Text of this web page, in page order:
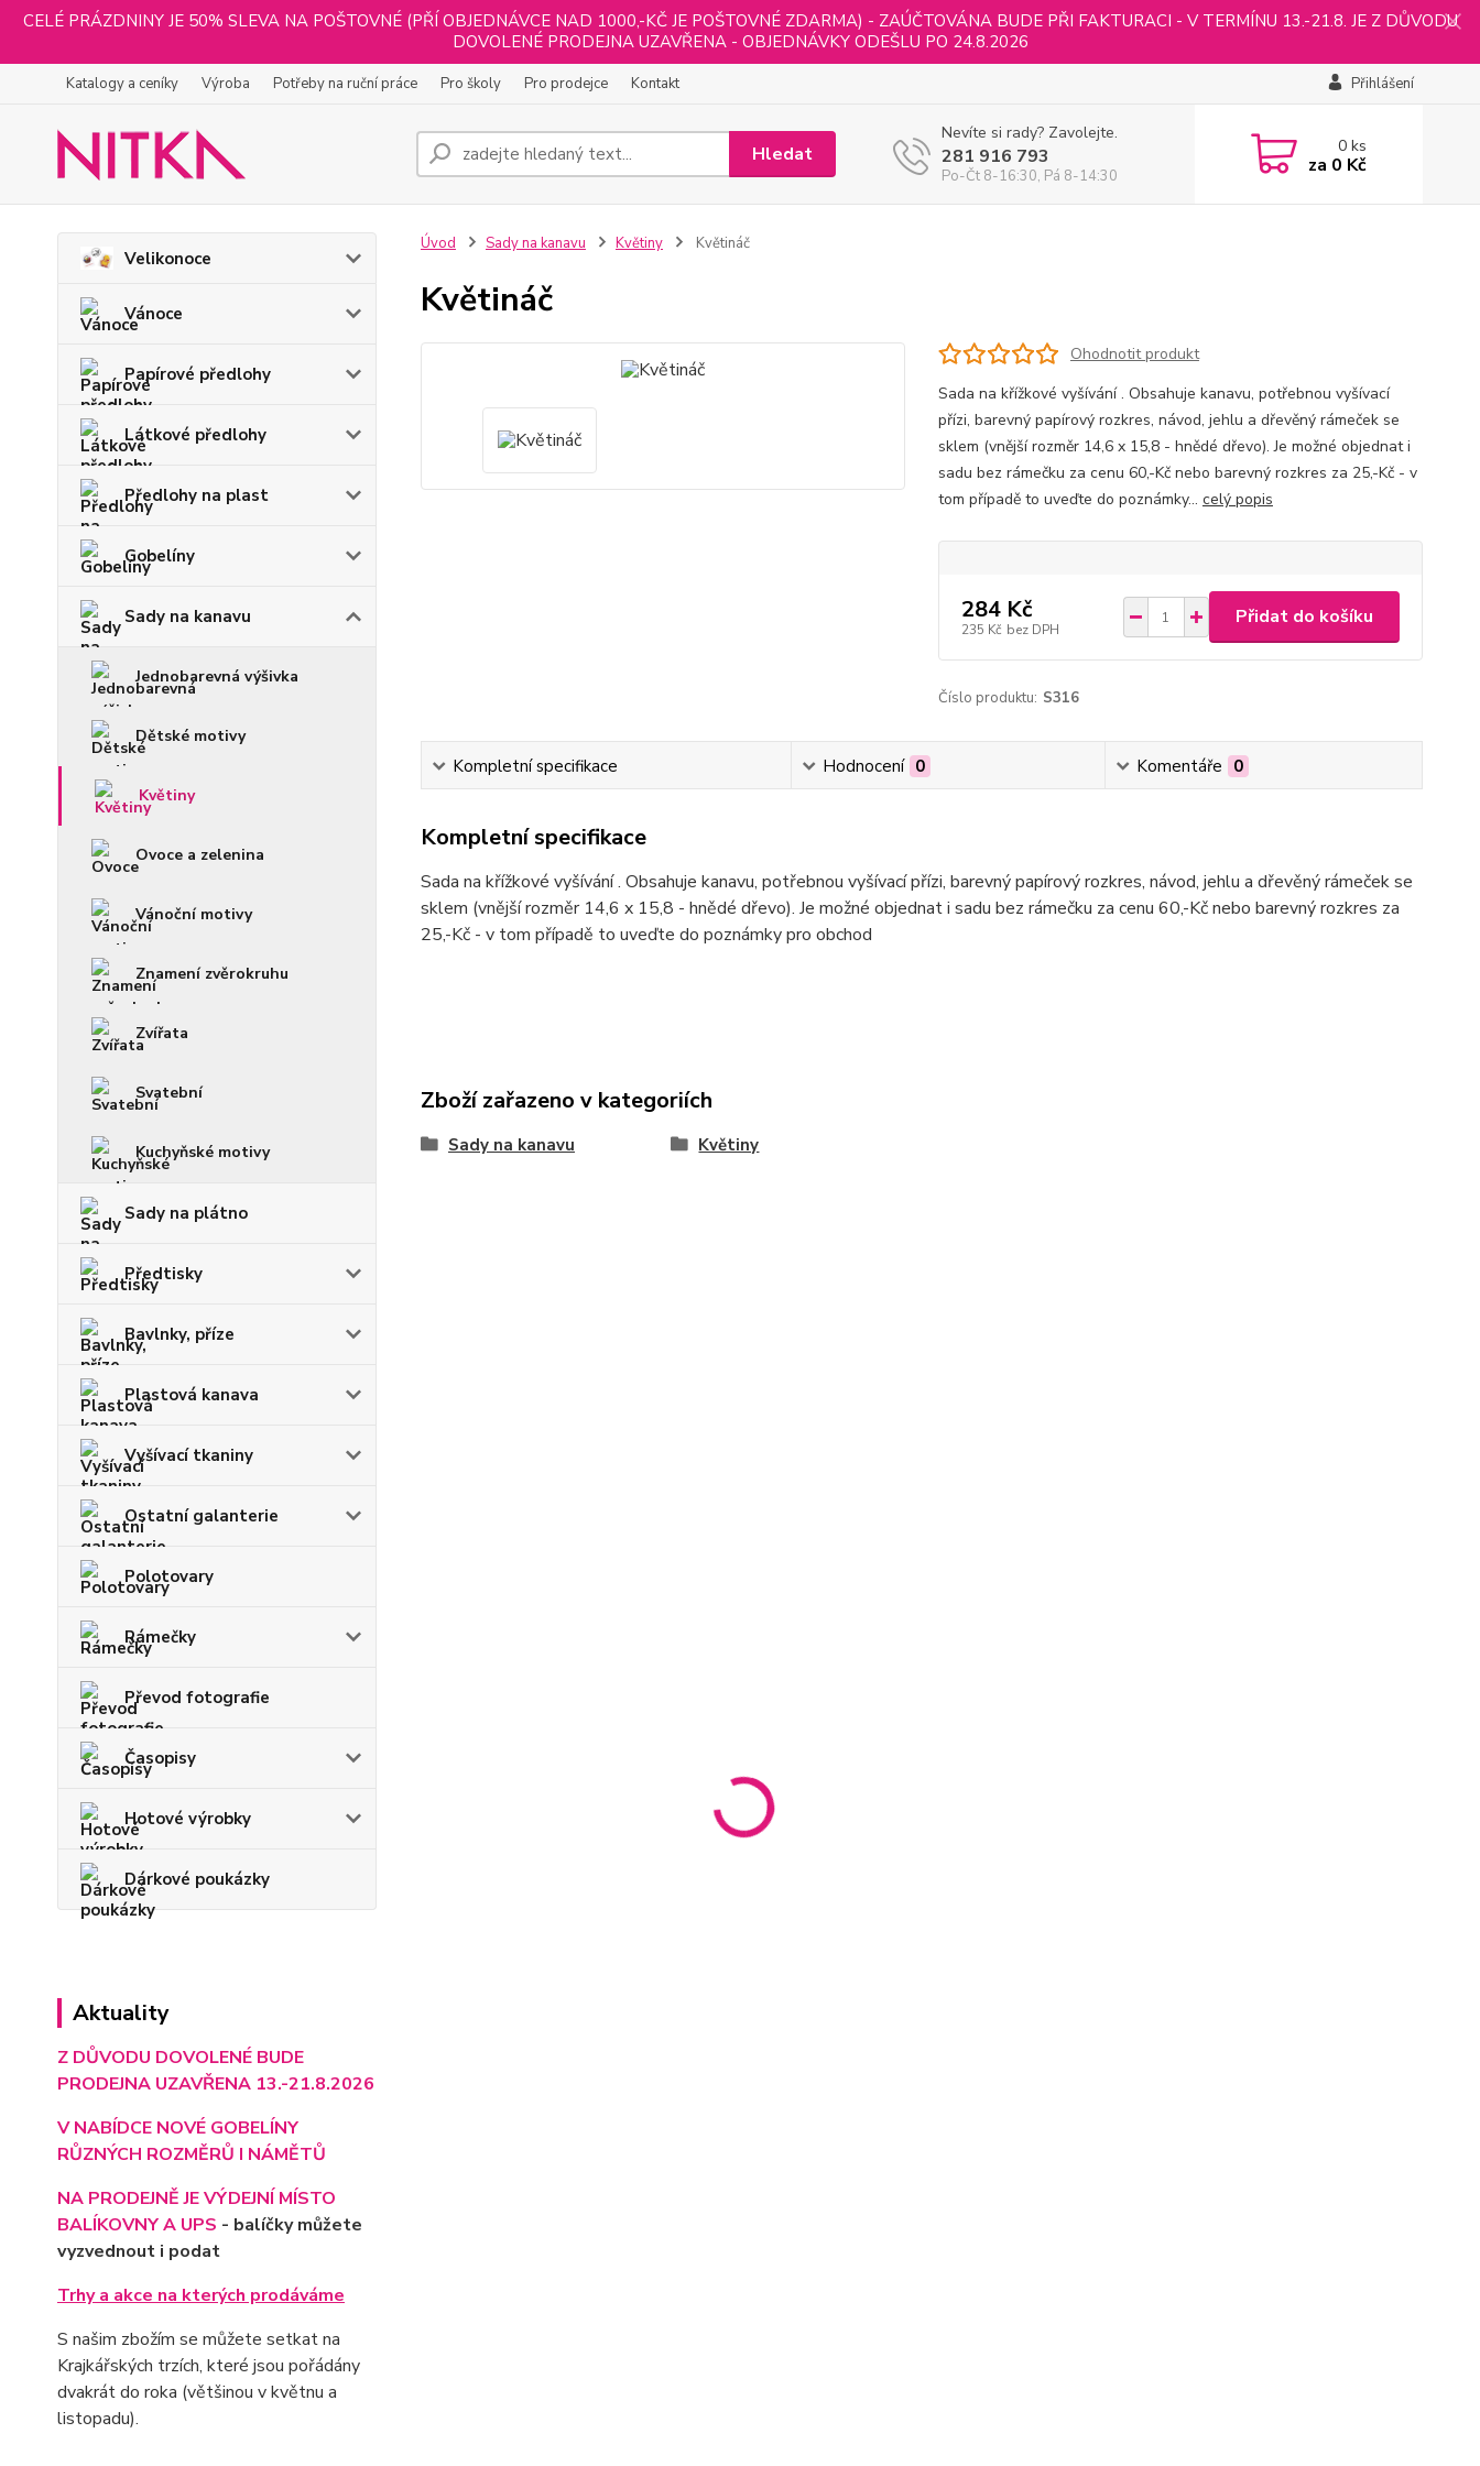
CELÉ PRÁZDNINY JE 50% SLEVA NA POŠTOVNÉ (PŘÍ OBJEDNÁVCE NAD 1000,-KČ JE POŠTOVNÉ ZDARMA) - ZAÚČTOVÁNA BUDE PŘI FAKTURACI - V TERMÍNU 13.-21.8. JE Z DŮVODU
DOVOLENÉ PRODEJNA UZAVŘENA - OBJEDNÁVKY ODEŠLU PO 24.8.2026
Katalogy a ceníky Výroba Potřeby na ruční práce Pro školy Pro prodejce Kontakt Přihlášení
Hledat
Nevíte si rady? Zavolejte.
281 916 793
Po-Čt 8-16:30, Pá 8-14:30
0ks
za 0 Kč
Velikonoce
Vánoce
Papírové předlohy
Látkové předlohy
Předlohy na plast
Gobelíny
Sady na kanavu
Jednobarevná výšivka
Dětské motivy
Květiny
Ovoce a zelenina
Vánoční motivy
Znamení zvěrokruhu
Zvířata
Svatební
Kuchyňské motivy
Sady na plátno
Předtisky
Bavlnky, příze
Plastová kanava
Vyšívací tkaniny
Ostatní galanterie
Polotovary
Rámečky
Převod fotografie
Časopisy
Hotové výrobky
Dárkové poukázky
Aktuality
Z DŮVODU DOVOLENÉ BUDE
PRODEJNA UZAVŘENA 13.-21.8.2026
V NABÍDCE NOVÉ GOBELÍNY
RŮZNÝCH ROZMĚRŮ I NÁMĚTŮ
NA PRODEJNĚ JE VÝDEJNÍ MÍSTO
BALÍKOVNY A UPS - balíčky můžete
vyzvednout i podat
Trhy a akce na kterých prodáváme
S našim zbožím se můžete setkat na
Krajkářských trzích, které jsou pořádány
dvakrát do roka (většinou v květnu a
listopadu).
Úvod Sady na kanavu Květiny Květináč
Květináč
Ohodnotit produkt
Sada na křížkové vyšívání . Obsahuje kanavu, potřebnou vyšívací
přízi, barevný papírový rozkres, návod, jehlu a dřevěný rámeček se
sklem (vnější rozměr 14,6 x 15,8 - hnědé dřevo). Je možné objednat i
sadu bez rámečku za cenu 60,-Kč nebo barevný rozkres za 25,-Kč - v
tom případě to uveďte do poznámky... celý popis
284 Kč
235 Kč bez DPH
Přidat do košíku
Číslo produktu: S316
Kompletní specifikace Hodnocení 0 Komentáře 0
Kompletní specifikace
Sada na křížkové vyšívání . Obsahuje kanavu, potřebnou vyšívací přízi, barevný papírový rozkres, návod, jehlu a dřevěný rámeček se
sklem (vnější rozměr 14,6 x 15,8 - hnědé dřevo). Je možné objednat i sadu bez rámečku za cenu 60,-Kč nebo barevný rozkres za
25,-Kč - v tom případě to uveďte do poznámky pro obchod
Zboží zařazeno v kategoriích
Sady na kanavu Květiny